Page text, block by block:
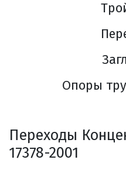
Опоры
Переходы
17378-2001